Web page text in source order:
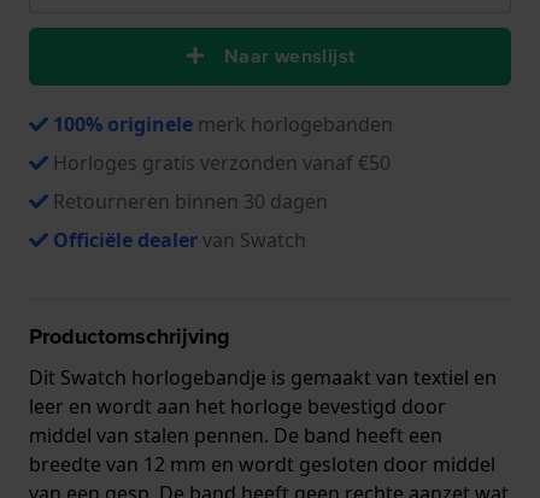
Naar wenslijst
100% originele merk horlogebanden
Horloges gratis verzonden vanaf €50
Retourneren binnen 30 dagen
Officiële dealervan Swatch
Productomschrijving
Dit Swatch horlogebandje is gemaakt van textiel en
leer en wordt aan het horloge bevestigd door
middel van stalen pennen. De band heeft een
breedte van 12 mm en wordt gesloten door middel